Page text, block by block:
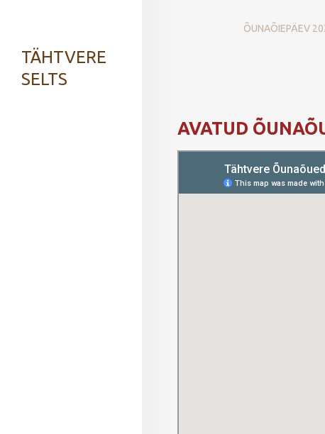
TÄHTVERE
SELTS
ÕUNAÕIEPÄEV
AVATUD